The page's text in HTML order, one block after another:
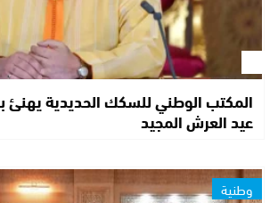
المكتب الوطني للسكك الحديدية يهنئ
عيد العرش المجيد
وطنية